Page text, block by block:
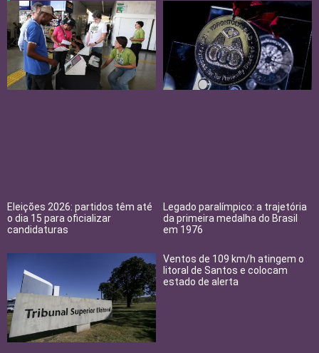
Eleições 2026: partidos têm até
o dia 15 para oficializar
candidaturas
Legado paralímpico: a trajetória
da primeira medalha do Brasil
em 1976
Ventos de 109 km/h atingem o
litoral de Santos e colocam
estado de alerta